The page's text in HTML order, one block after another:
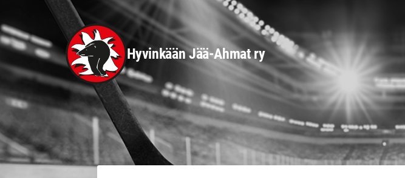
sivun
sisältöön
Hyvinkään Jää-Ahmat ry